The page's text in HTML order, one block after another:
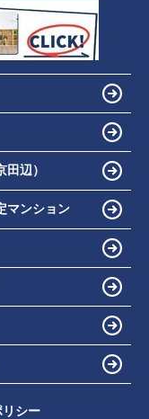
辺）
マンション
シー